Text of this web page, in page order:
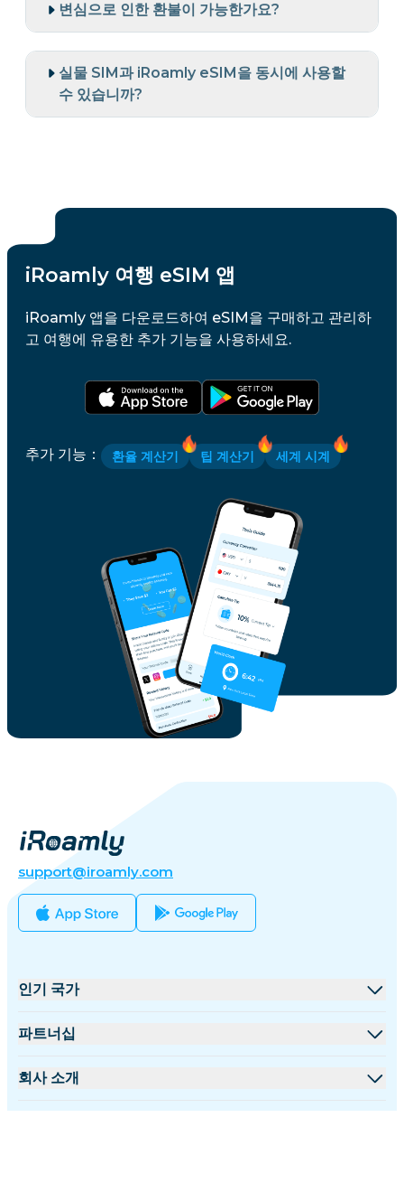
변심으로 인한 환불이 가능한가요?
실물 SIM과 iRoamly eSIM을 동시에 사용할
수 있습니까?
iRoamly 여행 eSIM 앱
iRoamly 앱을 다운로드하여 eSIM을 구매하고 관리하
고 여행에 유용한 추가 기능을 사용하세요.
추가 기능 ： 환율 계산기 팁 계산기 세계 시계
support@iroamly.com
인기 국가
미국
파트너십
도매 플랫폼
회사 소개
iRoamly 소개